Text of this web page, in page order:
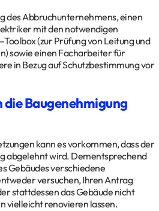
des Abbruchunternehmens, einen
mit den notwendigen
(zur Prüfung von Leitung und
sowie einen Facharbeiter für
in Bezug auf Schutzbestimmung vor
die Baugenehmigung
kann es vorkommen, dass der
abgelehnt wird. Dementsprechend
Gebäudes verschiedene
versuchen, Ihren Antrag
stattdessen das Gebäude nicht
vielleicht renovieren lassen.